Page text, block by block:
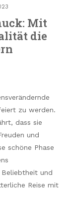
Mit
die
zu werden.
dass sie
und
schöne Phase
Beliebtheit und
Reise mit